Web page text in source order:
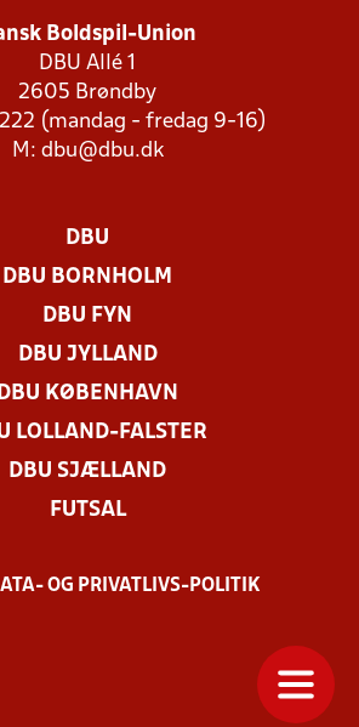
Boldspil-Union
DBU Allé 1
2605 Brøndby
(mandag - fredag 9-16)
M: dbu@dbu.dk
DBU
DBU BORNHOLM
DBU FYN
DBU JYLLAND
DBU KØBENHAVN
LOLLAND-FALSTER
DBU SJÆLLAND
FUTSAL
OG PRIVATLIVS-POLITIK